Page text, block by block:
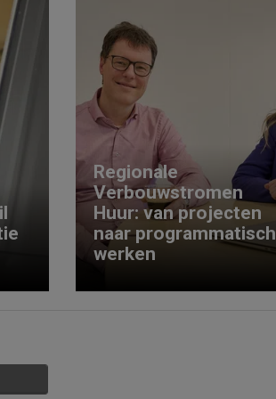
Regionale
Verbouwstromen
Huur: van projecten
naar programmatisch
werken